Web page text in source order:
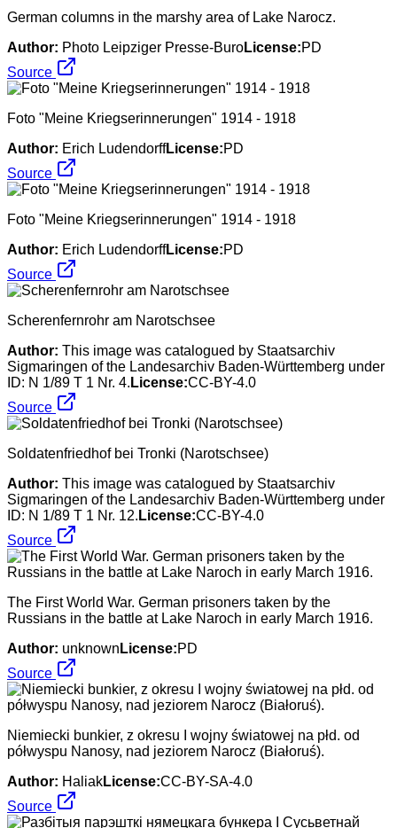
German columns in the marshy area of ​​Lake Narocz.
Author: Photo Leipziger Presse-BuroLicense:PD
Source
Foto "Meine Kriegserinnerungen" 1914 - 1918
Author: Erich LudendorffLicense:PD
Source
Foto "Meine Kriegserinnerungen" 1914 - 1918
Author: Erich LudendorffLicense:PD
Source
Scherenfernrohr am Narotschsee
Author: This image was catalogued by Staatsarchiv
Sigmaringen of the Landesarchiv Baden-Württemberg under
ID: N 1/89 T 1 Nr. 4. License:CC-BY-4.0
Source
Soldatenfriedhof bei Tronki (Narotschsee)
Author: This image was catalogued by Staatsarchiv
Sigmaringen of the Landesarchiv Baden-Württemberg under
ID: N 1/89 T 1 Nr. 12. License:CC-BY-4.0
Source
The First World War. German prisoners taken by the
Russians in the battle at Lake Naroch in early March 1916.
Author: unknown License:PD
Source
Niemiecki bunkier, z okresu I wojny światowej na płd. od
półwyspu Nanosy, nad jeziorem Narocz (Białoruś).
Author: HaliakLicense:CC-BY-SA-4.0
Source